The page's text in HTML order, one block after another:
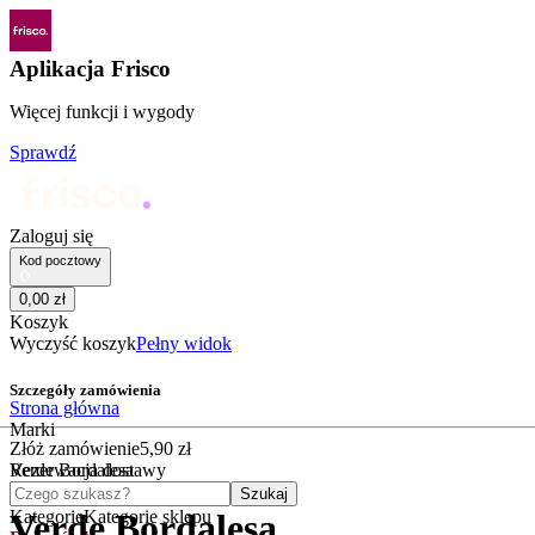
Aplikacja Frisco
Więcej funkcji i wygody
Sprawdź
Zaloguj się
Kod pocztowy
0,00 zł
Koszyk
Wyczyść koszykPełny widok
Szczegóły zamówienia
Złóż zamówienie5,90 zł
Rezerwacja dostawy
Czego szukasz?
Szukaj
KategorieKategorie sklepu
Strona główna
Marki
Verde Bordalesa